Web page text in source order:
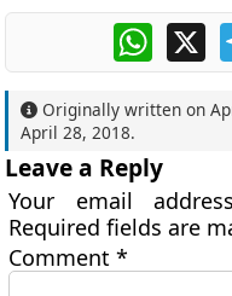
X
Originally written on
April 28, 2018.
Leave a Reply
Your email
Required fields are
Comment*